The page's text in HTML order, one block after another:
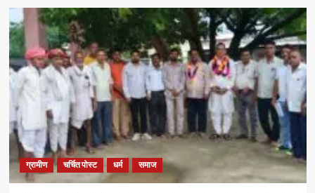
ग्रामीण चर्चित पोस्ट धर्म समाज